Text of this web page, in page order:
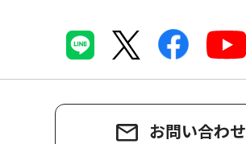
お問い合わせ